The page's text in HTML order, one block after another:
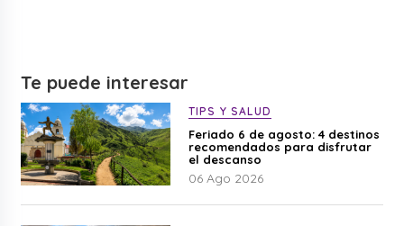
Te puede interesar
TIPS Y SALUD
Feriado 6 de agosto: 4 destinos
recomendados para disfrutar
el descanso
06 Ago 2026